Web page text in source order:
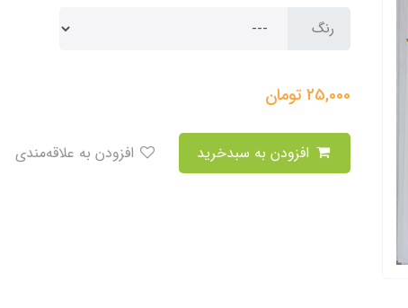
رنگ
25,000تومان